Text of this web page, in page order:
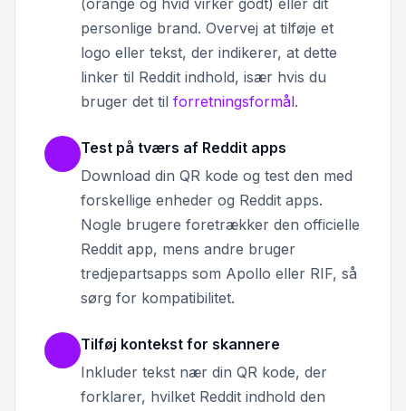
(orange og hvid virker godt) eller dit
personlige brand. Overvej at tilføje et
logo eller tekst, der indikerer, at dette
linker til Reddit indhold, især hvis du
bruger det til forretningsformål.
Test på tværs af Reddit apps
Download din QR kode og test den med
forskellige enheder og Reddit apps.
Nogle brugere foretrækker den officielle
Reddit app, mens andre bruger
tredjepartsapps som Apollo eller RIF, så
sørg for kompatibilitet.
Tilføj kontekst for skannere
Inkluder tekst nær din QR kode, der
forklarer, hvilket Reddit indhold den